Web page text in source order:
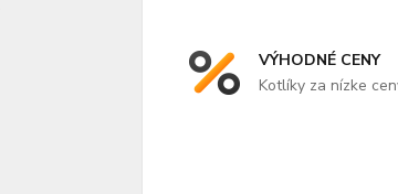
VÝHODNÉ CENY
Kotlíky za nízke